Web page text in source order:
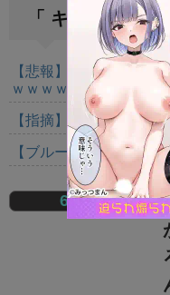
「 キャラクター
【悲報】高市早苗に逆
ｗｗｗｗｗ
【指摘】卑弥呼の強化
【ブルーロック】実写
6 コメ